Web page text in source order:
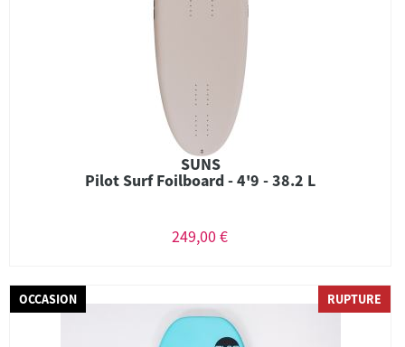
SUNS
Pilot Surf Foilboard - 4'9 - 38.2 L
249,00 €
OCCASION RUPTURE